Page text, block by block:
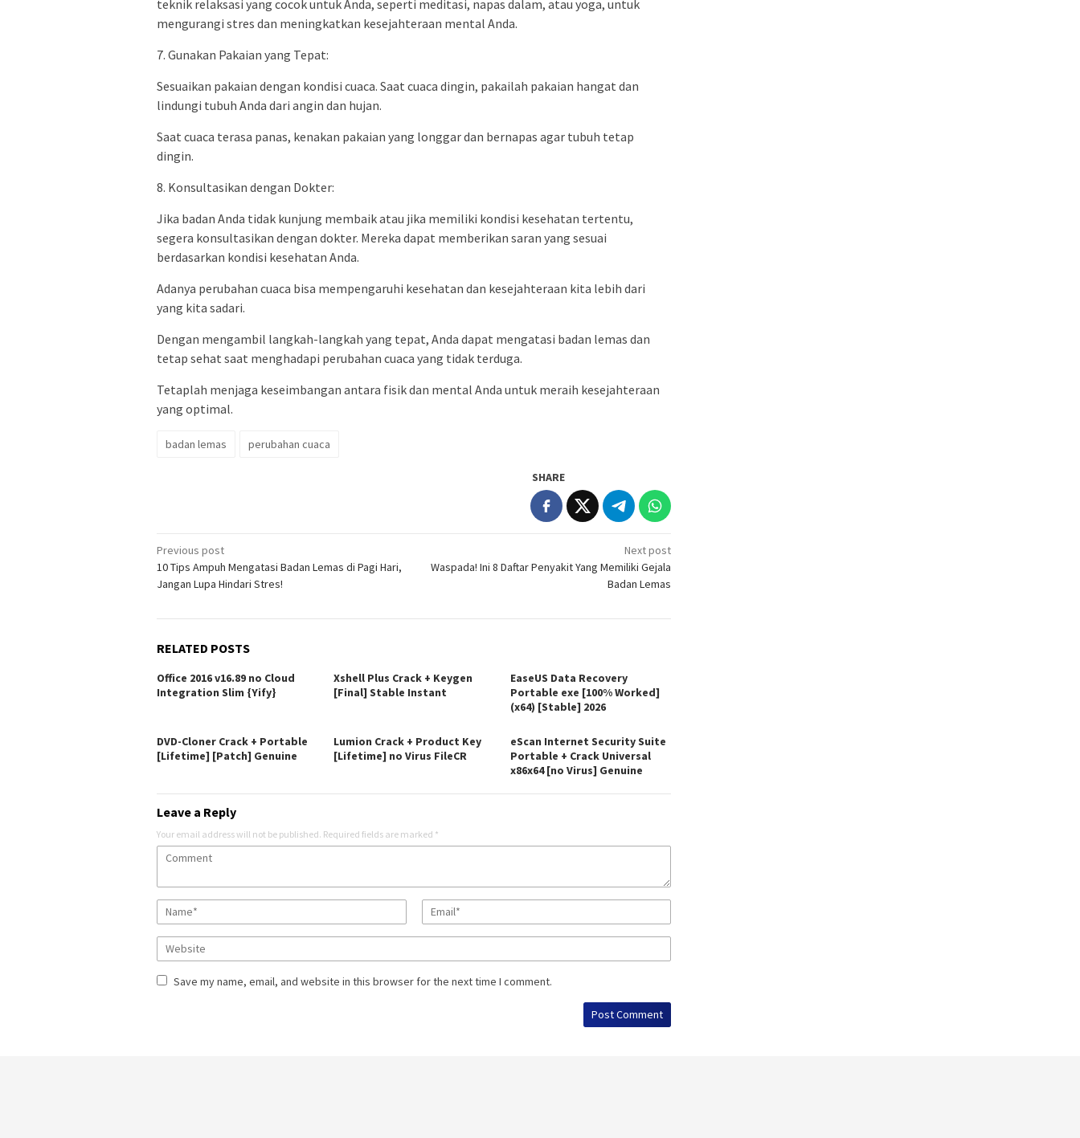
teknik relaksasi yang cocok untuk Anda, seperti meditasi, napas dalam, atau yoga, untuk
mengurangi stres dan meningkatkan kesejahteraan mental Anda.
7. Gunakan Pakaian yang Tepat:
Sesuaikan pakaian dengan kondisi cuaca. Saat cuaca dingin, pakailah pakaian hangat dan
lindungi tubuh Anda dari angin dan hujan.
Saat cuaca terasa panas, kenakan pakaian yang longgar dan bernapas agar tubuh tetap
dingin.
8. Konsultasikan dengan Dokter:
Jika badan Anda tidak kunjung membaik atau jika memiliki kondisi kesehatan tertentu,
segera konsultasikan dengan dokter. Mereka dapat memberikan saran yang sesuai
berdasarkan kondisi kesehatan Anda.
Adanya perubahan cuaca bisa mempengaruhi kesehatan dan kesejahteraan kita lebih dari
yang kita sadari.
Dengan mengambil langkah-langkah yang tepat, Anda dapat mengatasi badan lemas dan
tetap sehat saat menghadapi perubahan cuaca yang tidak terduga.
Tetaplah menjaga keseimbangan antara fisik dan mental Anda untuk meraih kesejahteraan
yang optimal.
badan lemas perubahan cuaca
SHARE
Post
navigation
Previous post
10 Tips Ampuh Mengatasi Badan Lemas di Pagi Hari,
Jangan Lupa Hindari Stres!
Next post
Waspada! Ini 8 Daftar Penyakit Yang Memiliki Gejala
Badan Lemas
RELATED POSTS
Office 2016 v16.89 no Cloud
Integration Slim {Yify}
Xshell Plus Crack + Keygen
[Final] Stable Instant
EaseUS Data Recovery
Portable exe [100% Worked]
(x64) [Stable] 2026
DVD-Cloner Crack + Portable
[Lifetime] [Patch] Genuine
Lumion Crack + Product Key
[Lifetime] no Virus FileCR
eScan Internet Security Suite
Portable + Crack Universal
x86x64 [no Virus] Genuine
Leave a Reply
Your email address will not be published. Required fields are marked *
Save my name, email, and website in this browser for the next time I comment.